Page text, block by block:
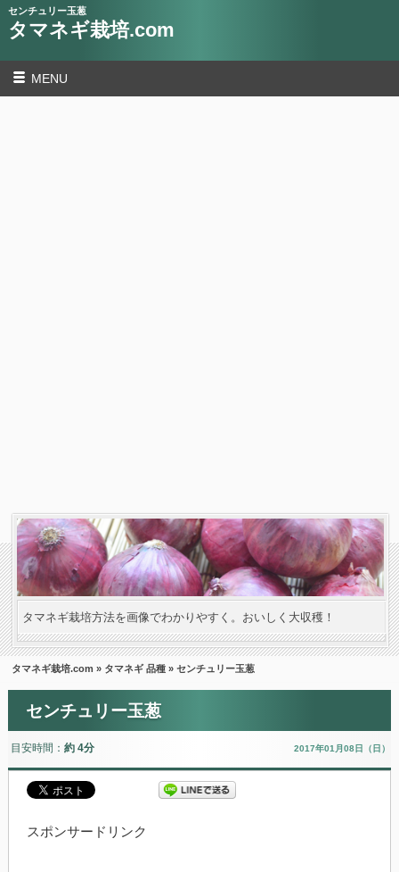
センチュリー玉葱
タマネギ栽培.com
MENU
タマネギ栽培方法を画像でわかりやすく。おいしく大収穫！
タマネギ栽培.com » タマネギ 品種 » センチュリー玉葱
センチュリー玉葱
目安時間： 約 4分 2017年01月08日（日）
スポンサードリンク